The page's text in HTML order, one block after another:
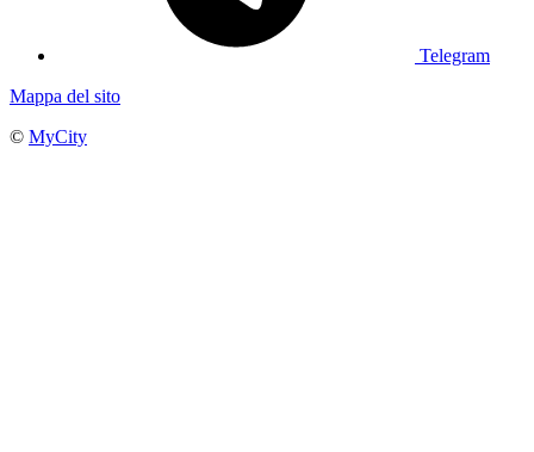
Telegram
Mappa del sito
© MyCity